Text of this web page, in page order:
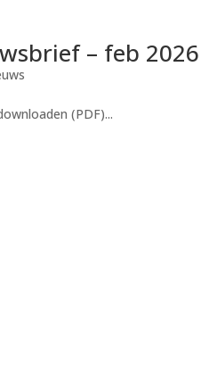
– feb 2026
(PDF)...